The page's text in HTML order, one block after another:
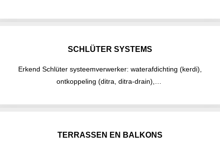
SCHLÜTER SYSTEMS
Erkend Schlüter systeemverwerker: waterafdichting (kerdi),
ontkoppeling (ditra, ditra-drain),…
TERRASSEN EN BALKONS